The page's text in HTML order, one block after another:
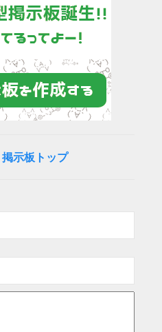
掲示板トップ